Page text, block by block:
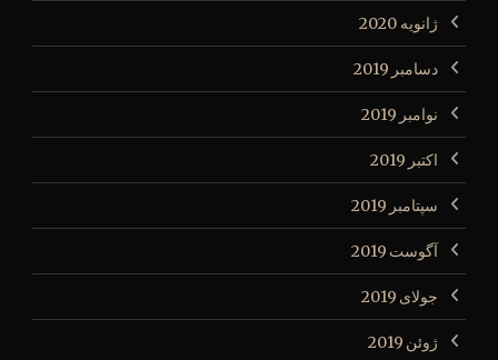
ژانویه 2020
دسامبر 2019
نوامبر 2019
اکتبر 2019
سپتامبر 2019
آگوست 2019
جولای 2019
ژوئن 2019